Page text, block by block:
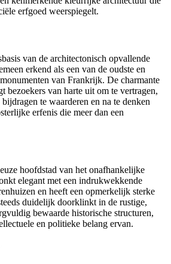
erfgoed weerspiegelt.
van de architectonisch opvallende
erkend als een van de oudste en
van Frankrijk. De charmante
bezoekers van harte uit om te vertragen,
te waarderen en na te denken
erfenis die meer dan een
hoofdstad van het onafhankelijke
elegant met een indrukwekkende
en heeft een opmerkelijk sterke
duidelijk doorklinkt in de rustige,
bewaarde historische structuren,
en politieke belang ervan.